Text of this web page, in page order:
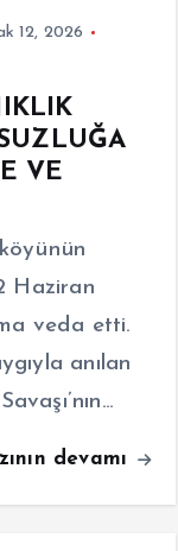
12, 2026
VE
Haziran
veda etti.
anılan
devamı